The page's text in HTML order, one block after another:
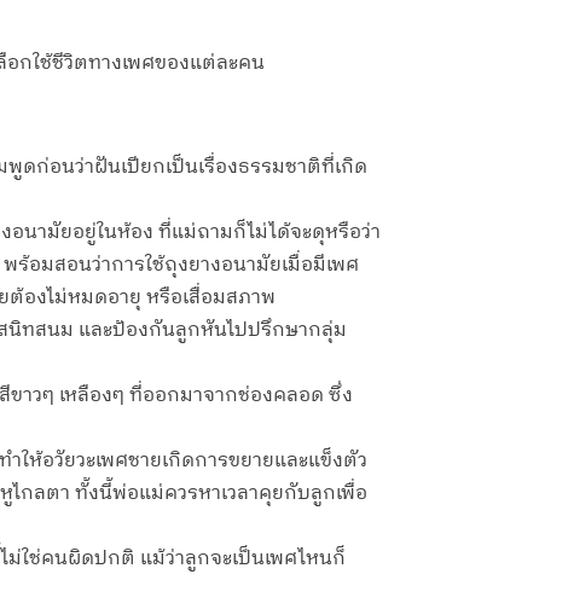
กใช้ชีวิตทางเพศของแต่ละคน
ดก่อนว่าฝันเปียกเป็นเรื่องธรรมชาติที่เกิด
นามัยอยู่ในห้อง ที่แม่ถามก็ไม่ได้จะดุหรือว่า
ร้อมสอนว่าการใช้ถุงยางอนามัยเมื่อมีเพศ
องไม่หมดอายุ หรือเสื่อมสภาพ
นิทสนม และป้องกันลูกหันไปปรึกษากลุ่ม
าวๆ เหลืองๆ ที่ออกมาจากช่องคลอด ซึ่ง
ให้อวัยวะเพศชายเกิดการขยายและแข็งตัว
กลตา ทั้งนี้พ่อแม่ควรหาเวลาคุยกับลูกเพื่อ
ม่ใช่คนผิดปกติ แม้ว่าลูกจะเป็นเพศไหนก็